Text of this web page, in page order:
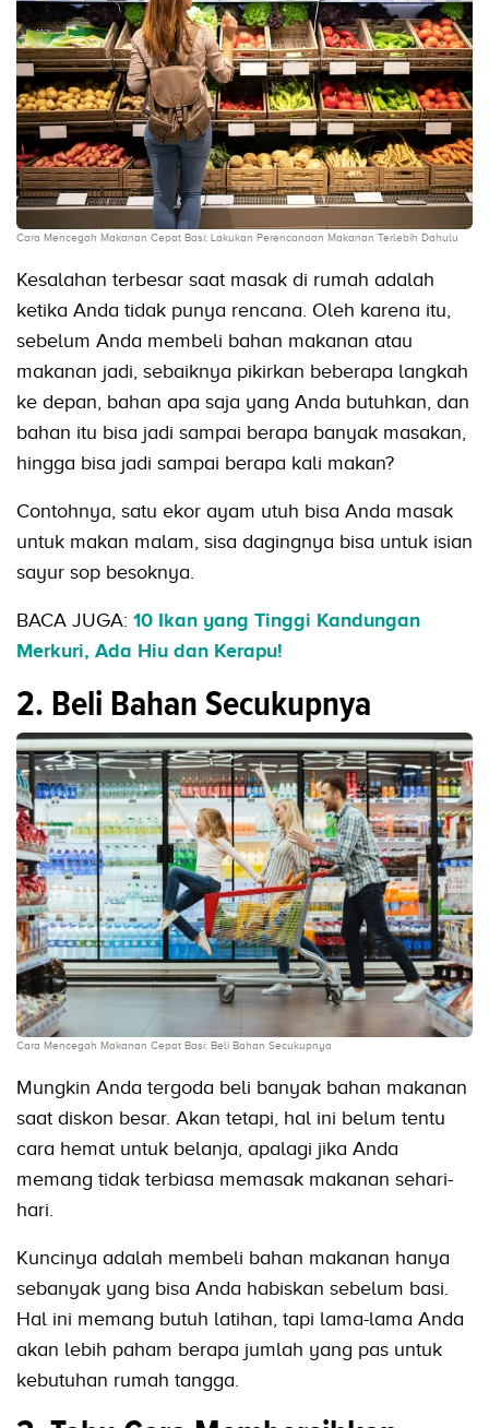
Cara Mencegah Makanan Cepat Basi: Lakukan Perencanaan Makanan Terlebih Dahulu
Kesalahan terbesar saat masak di rumah adalah
ketika Anda tidak punya rencana. Oleh karena itu,
sebelum Anda membeli bahan makanan atau
makanan jadi, sebaiknya pikirkan beberapa langkah
ke depan, bahan apa saja yang Anda butuhkan, dan
bahan itu bisa jadi sampai berapa banyak masakan,
hingga bisa jadi sampai berapa kali makan?
Contohnya, satu ekor ayam utuh bisa Anda masak
untuk makan malam, sisa dagingnya bisa untuk isian
sayur sop besoknya.
BACA JUGA: 10 Ikan yang Tinggi Kandungan
Merkuri, Ada Hiu dan Kerapu!
2. Beli Bahan Secukupnya
Cara Mencegah Makanan Cepat Basi: Beli Bahan Secukupnya
Mungkin Anda tergoda beli banyak bahan makanan
saat diskon besar. Akan tetapi, hal ini belum tentu
cara hemat untuk belanja, apalagi jika Anda
memang tidak terbiasa memasak makanan sehari-
hari.
Kuncinya adalah membeli bahan makanan hanya
sebanyak yang bisa Anda habiskan sebelum basi.
Hal ini memang butuh latihan, tapi lama-lama Anda
akan lebih paham berapa jumlah yang pas untuk
kebutuhan rumah tangga.